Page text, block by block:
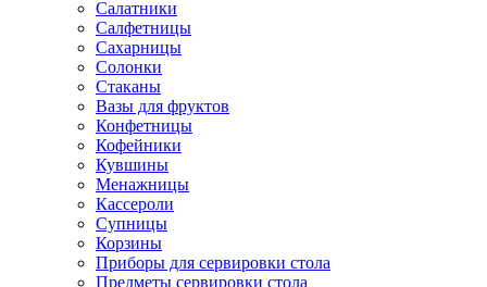
Салатники
Салфетницы
Сахарницы
Солонки
Стаканы
Вазы для фруктов
Конфетницы
Кофейники
Кувшины
Менажницы
Кассероли
Супницы
Корзины
Приборы для сервировки стола
Предметы сервировки стола